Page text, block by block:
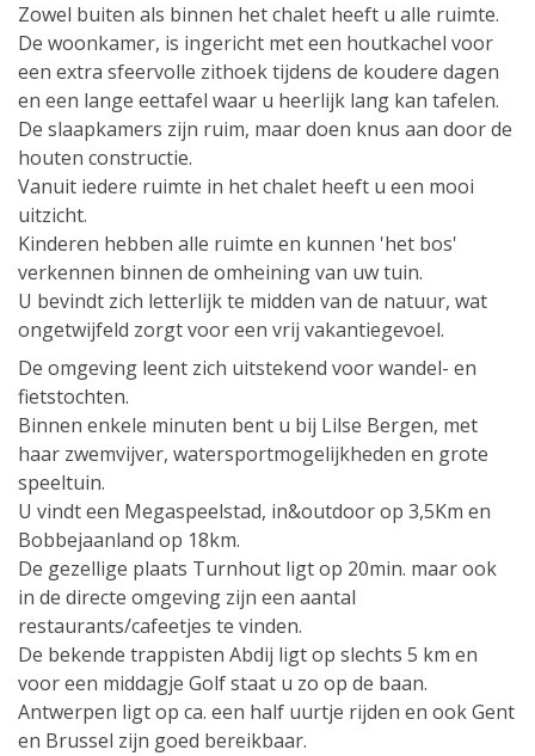
Zowel buiten als binnen het chalet heeft u alle ruimte.
De woonkamer, is ingericht met een houtkachel voor
een extra sfeervolle zithoek tijdens de koudere dagen
en een lange eettafel waar u heerlijk lang kan tafelen.
De slaapkamers zijn ruim, maar doen knus aan door de
houten constructie.
Vanuit iedere ruimte in het chalet heeft u een mooi
uitzicht.
Kinderen hebben alle ruimte en kunnen 'het bos'
verkennen binnen de omheining van uw tuin.
U bevindt zich letterlijk te midden van de natuur, wat
ongetwijfeld zorgt voor een vrij vakantiegevoel.
De omgeving leent zich uitstekend voor wandel- en
fietstochten.
Binnen enkele minuten bent u bij Lilse Bergen, met
haar zwemvijver, watersportmogelijkheden en grote
speeltuin.
U vindt een Megaspeelstad, in&outdoor op 3,5Km en
Bobbejaanland op 18km.
De gezellige plaats Turnhout ligt op 20min. maar ook
in de directe omgeving zijn een aantal
restaurants/cafeetjes te vinden.
De bekende trappisten Abdij ligt op slechts 5 km en
voor een middagje Golf staat u zo op de baan.
Antwerpen ligt op ca. een half uurtje rijden en ook Gent
en Brussel zijn goed bereikbaar.